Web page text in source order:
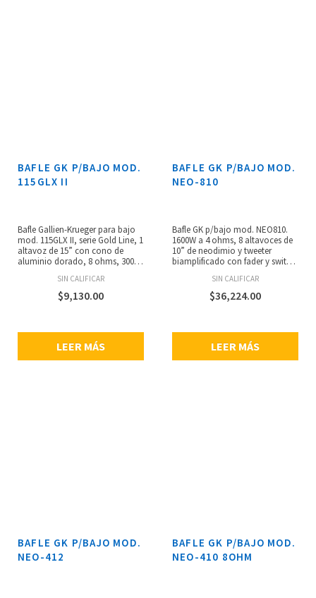
BAFLE GK P/BAJO MOD.
115GLX II
Bafle Gallien-Krueger para bajo
mod. 115GLX II, serie Gold Line, 1
altavoz de 15” con cono de
aluminio dorado, 8 ohms, 300
SIN CALIFICAR
$9,130.00
LEER MÁS
BAFLE GK P/BAJO MOD.
NEO-810
Bafle GK p/bajo mod. NEO810.
1600W a 4 ohms, 8 altavoces de
10” de neodimio y tweeter
biamplificado con fader y switch
con maderade álamo. Entrada
Speakon y de 1/4”.
SIN CALIFICAR
$36,224.00
LEER MÁS
BAFLE GK P/BAJO MOD.
NEO-412
BAFLE GK P/BAJO MOD.
NEO-410 8OHM